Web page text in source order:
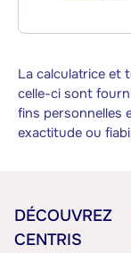
La calculatrice et
celle-ci sont
fins personnelles
exactitude ou
DÉCOUVREZ
CENTRIS